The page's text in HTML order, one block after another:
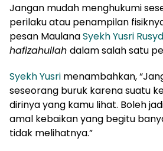
Jangan mudah menghukumi
perilaku atau penampilan
pesan MaulanaSyekh Yusri
hafizahullah dalam salah satu
Syekh Yusri menambahkan,
seseorang buruk karena suatu
dirinya yang kamu lihat. Boleh
amal kebaikan yang begitu
tidak melihatnya.”